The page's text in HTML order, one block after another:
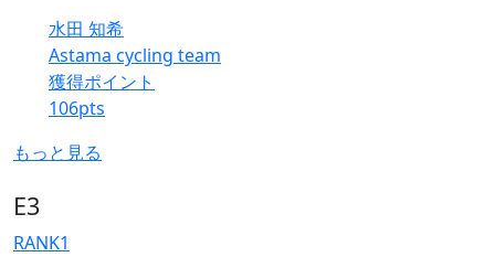
水田 知希
Astama cycling team
獲得ポイント
106pts
もっと見る
E3
RANK1